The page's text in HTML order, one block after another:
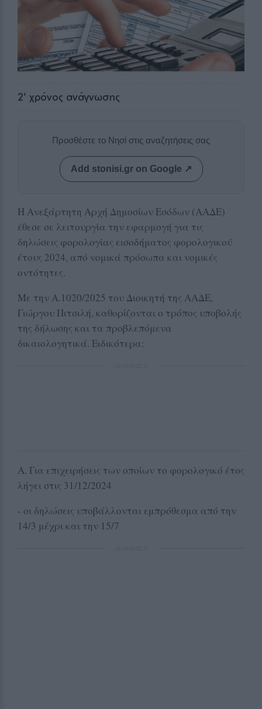
2' χρόνος ανάγνωσης
Προσθέστε το Νησί στις αναζητήσεις σας
Add stonisi.gr on Google ↗
Η Ανεξάρτητη Αρχή Δημοσίων Εσόδων (ΑΑΔΕ)
έθεσε σε λειτουργία την εφαρμογή για τις
δηλώσεις φορολογίας εισοδήματος φορολογικού
έτους 2024, από νομικά πρόσωπα και νομικές
οντότητες.
Με την Α.1020/2025 του Διοικητή της ΑΑΔΕ,
Γιώργου Πιτσιλή, καθορίζονται ο τρόπος υποβολής
της δήλωσης και τα προβλεπόμενα
δικαιολογητικά. Ειδικότερα:
Α. Για επιχειρήσεις των οποίων το φορολογικό έτος
λήγει στις 31/12/2024
- οι δηλώσεις υποβάλλονται εμπρόθεσμα από την
14/3 μέχρι και την 15/7